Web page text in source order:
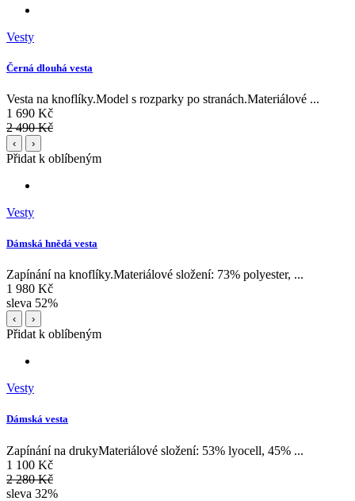
Vesty
Černá dlouhá vesta
Vesta na knoflíky.Model s rozparky po stranách.Materiálové ...
1 690 Kč
2 490 Kč
‹ ›
Přidat k oblíbeným
Vesty
Dámská hnědá vesta
Zapínání na knoflíky.Materiálové složení: 73% polyester, ...
1 980 Kč
sleva 52%
‹ ›
Přidat k oblíbeným
Vesty
Dámská vesta
Zapínání na drukyMateriálové složení: 53% lyocell, 45% ...
1 100 Kč
2 280 Kč
sleva 32%